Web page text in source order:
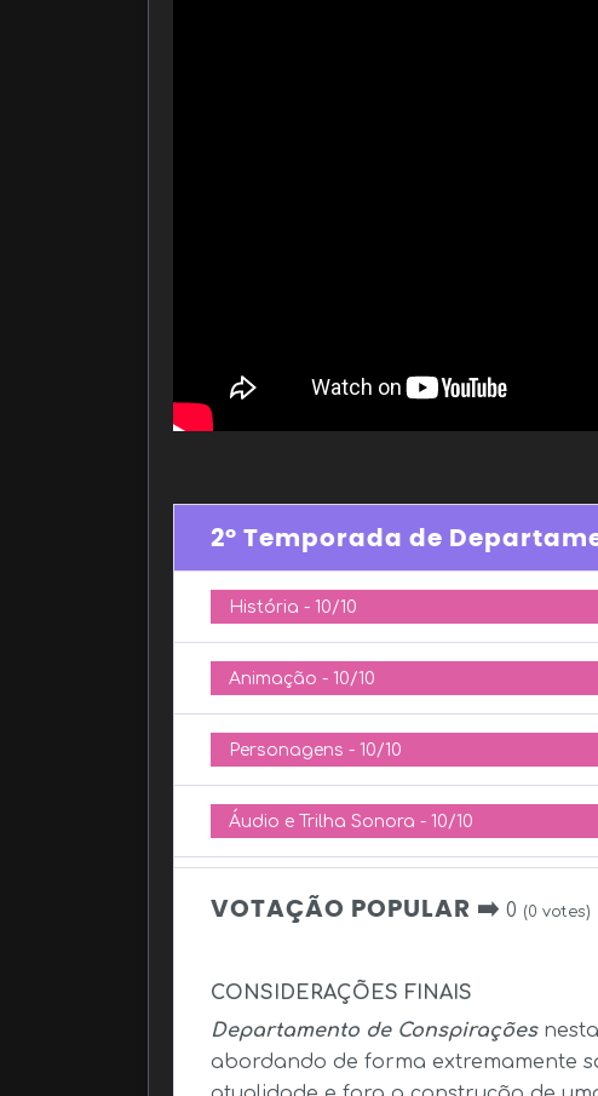
2º Temporada de
História - 10/10
Animação - 10/10
Personagens - 10/10
Áudio e Trilha Sonora - 10/10
VOTAÇÃO POPULAR ➡️ 0 (0 votes)
CONSIDERAÇÕES FINAIS
Departamento de Conspiraçõesnesta
abordando de forma extremamente